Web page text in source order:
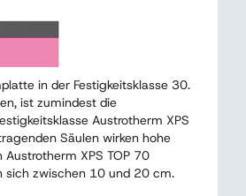
in der Festigkeitsklasse 30.
ist zumindest die
Austrotherm XPS
Säulen wirken hohe
XPS TOP 70
sich zwischen 10 und 20 cm.